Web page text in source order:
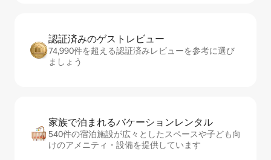
認証済みのゲ⁠ス⁠ト⁠レ⁠ビ⁠ュ⁠ー
74,990件を超える認証済みレビューを参考に選び
ましょう
家族で泊まれるバ⁠ケ⁠ー⁠シ⁠ョ⁠ンレ⁠ン⁠タ⁠ル
540件の宿泊施設が広々としたスペースや子ども向
けのアメニティ・設備を提供しています